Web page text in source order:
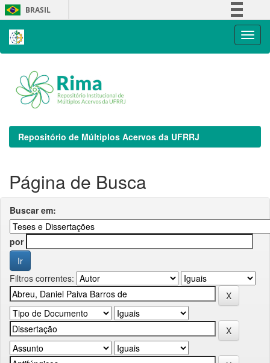
Skip
navigation
BRASIL
Repositório de Múltiplos Acervos da UFRRJ
Página de Busca
Buscar em:
por
Filtros correntes: